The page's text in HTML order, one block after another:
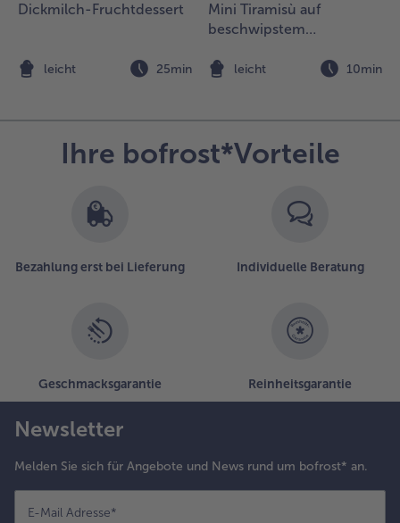
jedes Glas
einen
Dickmilch-Fruchtdessert
leicht 25min
Mini Tiramisù auf
beschwipstem
leicht 10min
Ihre bofrost*Vorteile
Bezahlung erst bei Lieferung Individuelle Beratung
Geschmacksgarantie Reinheitsgarantie
Newsletter
Melden Sie sich für Angebote und News rund um bofrost* an.
E-Mail Adresse*